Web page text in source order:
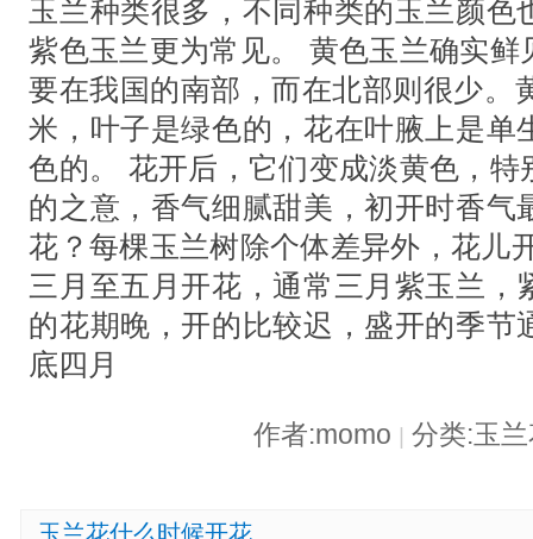
玉兰种类很多，不同种类的玉兰颜色
紫色玉兰更为常见。 黄色玉兰确实
要在我国的南部，而在北部则很少。
米，叶子是绿色的，花在叶腋上是单
色的。 花开后，它们变成淡黄色，
的之意，香气细腻甜美，初开时香气
花？每棵玉兰树除个体差异外，花儿
三月至五月开花，通常三月紫玉兰，
的花期晚，开的比较迟，盛开的季节
底四月
作者:momo 分类:玉
玉兰花什么时候开花